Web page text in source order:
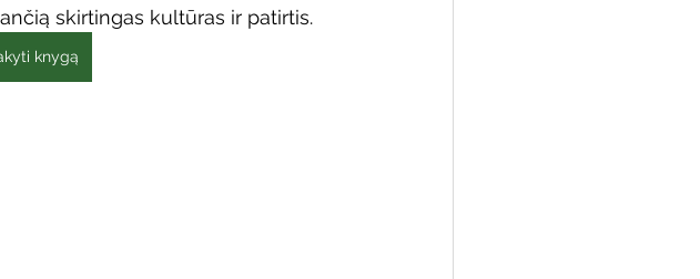
datos Mobilioji biblioteka
skirtingas kultūras ir patirtis.
knygą